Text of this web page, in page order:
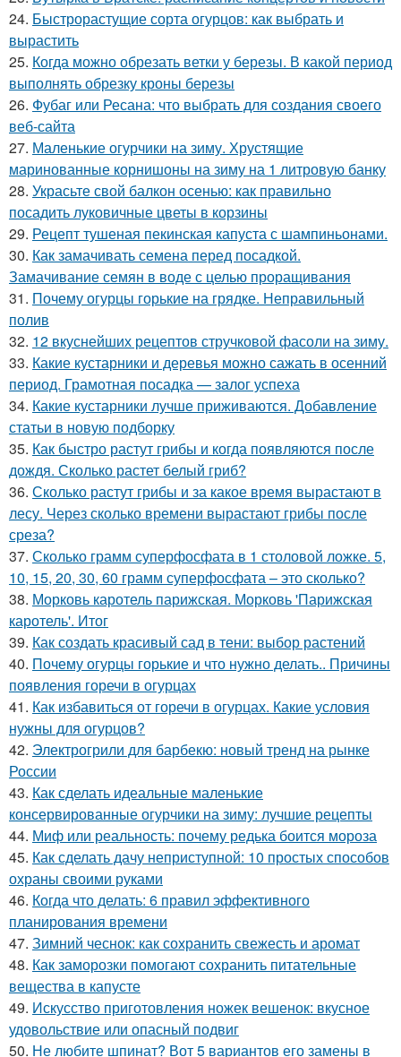
24. Быстрорастущие сорта огурцов: как выбрать и
вырастить
25. Когда можно обрезать ветки у березы. В какой период
выполнять обрезку кроны березы
26. Фубаг или Ресана: что выбрать для создания своего
веб-сайта
27. Маленькие огурчики на зиму. Хрустящие
маринованные корнишоны на зиму на 1 литровую банку
28. Украсьте свой балкон осенью: как правильно
посадить луковичные цветы в корзины
29. Рецепт тушеная пекинская капуста с шампиньонами.
30. Как замачивать семена перед посадкой.
Замачивание семян в воде с целью проращивания
31. Почему огурцы горькие на грядке. Неправильный
полив
32. 12 вкуснейших рецептов стручковой фасоли на зиму.
33. Какие кустарники и деревья можно сажать в осенний
период. Грамотная посадка — залог успеха
34. Какие кустарники лучше приживаются. Добавление
статьи в новую подборку
35. Как быстро растут грибы и когда появляются после
дождя. Сколько растет белый гриб?
36. Сколько растут грибы и за какое время вырастают в
лесу. Через сколько времени вырастают грибы после
среза?
37. Сколько грамм суперфосфата в 1 столовой ложке. 5,
10, 15, 20, 30, 60 грамм суперфосфата – это сколько?
38. Морковь каротель парижская. Морковь 'Парижская
каротель'. Итог
39. Как создать красивый сад в тени: выбор растений
40. Почему огурцы горькие и что нужно делать.. Причины
появления горечи в огурцах
41. Как избавиться от горечи в огурцах. Какие условия
нужны для огурцов?
42. Электрогрили для барбекю: новый тренд на рынке
России
43. Как сделать идеальные маленькие
консервированные огурчики на зиму: лучшие рецепты
44. Миф или реальность: почему редька боится мороза
45. Как сделать дачу неприступной: 10 простых способов
охраны своими руками
46. Когда что делать: 6 правил эффективного
планирования времени
47. Зимний чеснок: как сохранить свежесть и аромат
48. Как заморозки помогают сохранить питательные
вещества в капусте
49. Искусство приготовления ножек вешенок: вкусное
удовольствие или опасный подвиг
50. Не любите шпинат? Вот 5 вариантов его замены в